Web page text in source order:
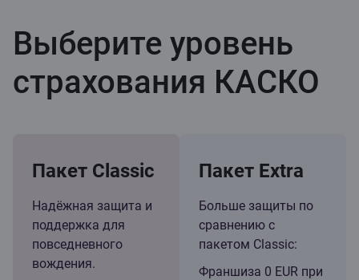
Выберите уровень
страхования КАСКО
Пакет Classic
Надёжная защита и
поддержка для
повседневного
вождения.
Пакет Extra
Больше защиты по
сравнению с
пакетом Classic:
Франшиза 0 EUR при